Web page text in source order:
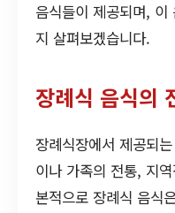
음식들이 제공되며, 이
지 살펴보겠습니다.
장례식 음식의
장례식장에서 제공되
이나 가족의 전통, 지
본적으로 장례식 음식